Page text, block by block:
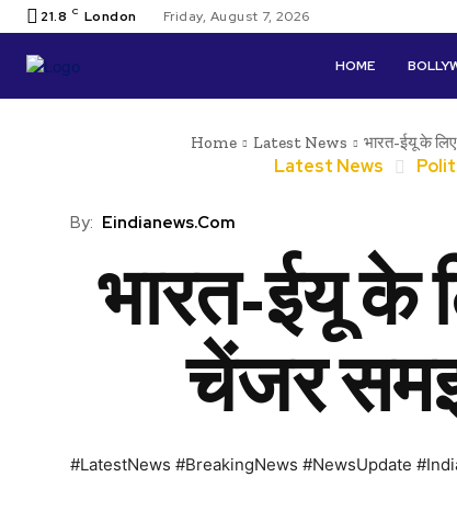
21.8 C London Friday, August 7, 2026
HOME
Home Latest News भारत-ईयू के
Latest News
By: Eindianews.com
भारत-ईयू के
चेंजर
#LatestNews #BreakingNews #NewsUpdate